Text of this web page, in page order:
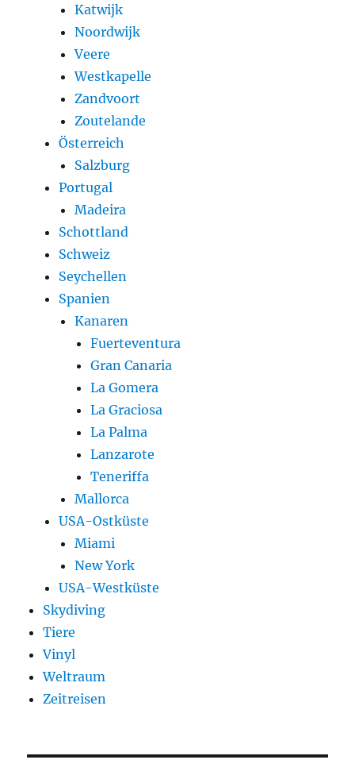
Katwijk
Noordwijk
Veere
Westkapelle
Zandvoort
Zoutelande
Österreich
Salzburg
Portugal
Madeira
Schottland
Schweiz
Seychellen
Spanien
Kanaren
Fuerteventura
Gran Canaria
La Gomera
La Graciosa
La Palma
Lanzarote
Teneriffa
Mallorca
USA-Ostküste
Miami
New York
USA-Westküste
Skydiving
Tiere
Vinyl
Weltraum
Zeitreisen